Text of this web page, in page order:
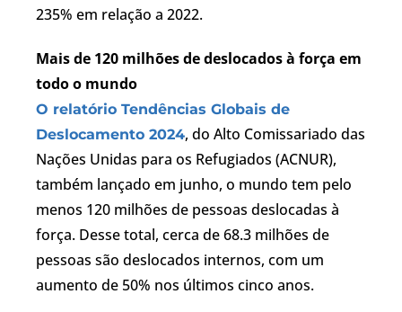
235% em relação a 2022.
Mais de 120 milhões de deslocados à força em
todo o mundo
O relatório Tendências Globais de
Deslocamento 2024, do Alto Comissariado das
Nações Unidas para os Refugiados (ACNUR),
também lançado em junho, o mundo tem pelo
menos 120 milhões de pessoas deslocadas à
força. Desse total, cerca de 68.3 milhões de
pessoas são deslocados internos, com um
aumento de 50% nos últimos cinco anos.